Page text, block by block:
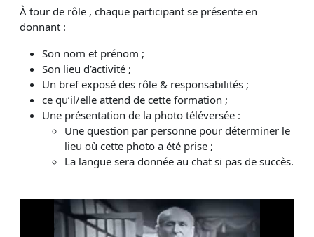
À tour de rôle , chaque participant se présente en
donnant :
Son nom et prénom ;
Son lieu d’activité ;
Un bref exposé des rôle & responsabilités ;
ce qu’il/elle attend de cette formation ;
Une présentation de la photo téléversée :
Une question par personne pour déterminer le
lieu où cette photo a été prise ;
La langue sera donnée au chat si pas de succès.